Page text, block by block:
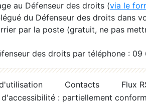
au Défenseur des droits (via le
du Défenseur des droits dans
par la poste (gratuit, ne pas
des droits par téléphone :
Contacts
Flux
: partiellement